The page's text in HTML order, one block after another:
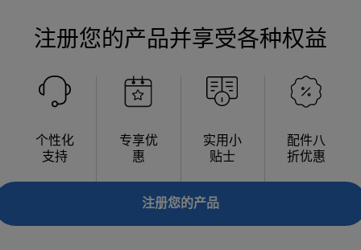
注册您的产品并享受各种权益
个性化
支持
专享优
惠
实用小
贴士
配件八
折优惠
注册您的产品